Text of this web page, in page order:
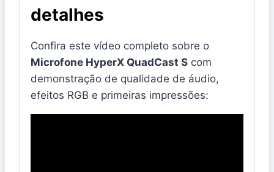
detalhes
Confira este vídeo completo sobre o
Microfone HyperX QuadCast S com
demonstração de qualidade de áudio,
efeitos RGB e primeiras impressões: